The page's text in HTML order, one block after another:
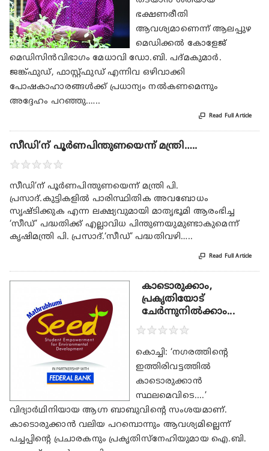
ഭക്ഷണരീതി
ആവശ്യമാണെന്ന് ആലപ്പുഴ
മെഡിക്കൽ കോളേജ്
മെഡിസിൻവിഭാഗം മേധാവി ഡോ.ബി. പദ്മകുമാർ.
ജങ്ക്ഫുഡ്, ഫാസ്റ്റ്ഫുഡ് എന്നിവ ഒഴിവാക്കി
പോഷകാഹാരങ്ങൾക്ക് പ്രധാന്യം നൽകണമെന്നും
അദ്ദേഹം പറഞ്ഞു.…..
 Read Full Article
സീഡി’ന് പൂർണപിന്തുണയെന്ന് മന്ത്രി…..
★★★★★
സീഡി’ന് പൂർണപിന്തുണയെന്ന് മന്ത്രി പി.
പ്രസാദ്.കുട്ടികളിൽ പാരിസ്ഥിതിക അവബോധം
സൃഷ്ടിക്കുക എന്ന ലക്ഷ്യവുമായി മാതൃഭൂമി ആരംഭിച്ച
‘സീഡ്’ പദ്ധതിക്ക് എല്ലാവിധ പിന്തുണയുമുണ്ടാകുമെന്ന്
കൃഷിമന്ത്രി പി. പ്രസാദ്.‘സീഡ്’ പദ്ധതിവഴി…..
 Read Full Article
കാടൊരുക്കാം,
പ്രകൃതിയോട്
ചേർന്നുനിൽക്കാം...
★★★★★
കൊച്ചി: ‘നഗരത്തിന്റെ
ഇത്തിരിവട്ടത്തിൽ
കാടൊരുക്കാൻ
സ്ഥലമെവിടെ....’
വിദ്യാർഥിനിയായ ആഗ്ന ബാബുവിന്റെ സംശയമാണ്.
കാടൊരുക്കാൻ വലിയ പറമ്പൊന്നും ആവശ്യമില്ലെന്ന്
പച്ചപ്പിന്റെ പ്രചാരകനും പ്രകൃതിസ്നേഹിയുമായ ഐ.ബി.